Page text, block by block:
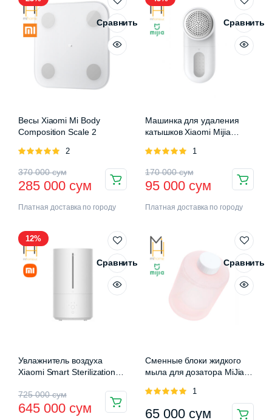
Сравнить
Весы Xiaomi Mi Body
Composition Scale 2
Оценка
2
370 000сум
285 000 сум
Платная доставка по городу
Сравнить
Машинка для удаления
катышков Xiaomi Mijia
Оценка
1
170 000сум
95 000 сум
Платная доставка по городу
12%
Сравнить
Увлажнитель воздуха
Xiaomi Smart Sterilization
725 000сум
645 000 сум
Сравнить
Сменные блоки жидкого
мыла для дозатора MiJia
Dispenser
Оценка
1
65 000 сум